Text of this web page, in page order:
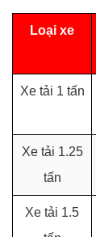
Loại xe
Xe tải 1 tấn
Xe tải 1.25
tấn
Xe tải 1.5